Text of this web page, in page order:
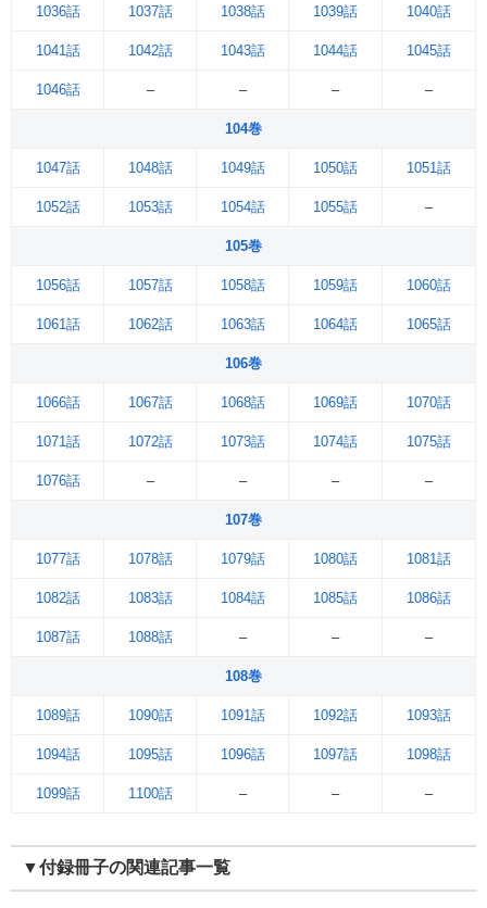
1036話 1037話 1038話 1039話 1040話
1041話 1042話 1043話 1044話 1045話
1046話 – – – –
104巻
1047話 1048話 1049話 1050話 1051話
1052話 1053話 1054話 1055話 –
105巻
1056話 1057話 1058話 1059話 1060話
1061話 1062話 1063話 1064話 1065話
106巻
1066話 1067話 1068話 1069話 1070話
1071話 1072話 1073話 1074話 1075話
1076話 – – – –
107巻
1077話 1078話 1079話 1080話 1081話
1082話 1083話 1084話 1085話 1086話
1087話 1088話 – – –
108巻
1089話 1090話 1091話 1092話 1093話
1094話 1095話 1096話 1097話 1098話
1099話 1100話 – – –
▼付録冊子の関連記事一覧